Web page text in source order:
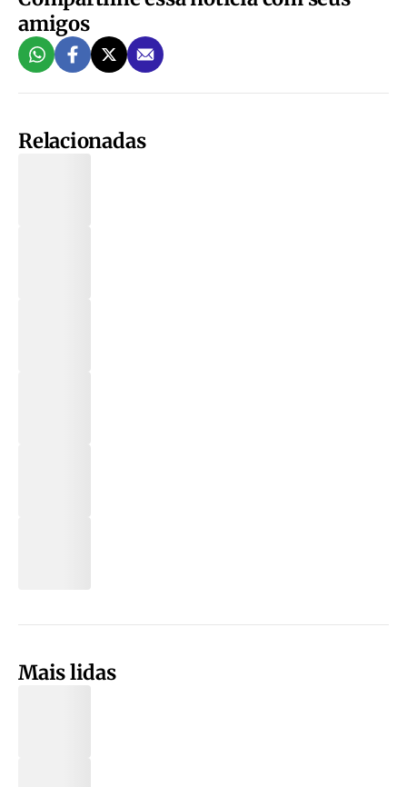
amigos
Relacionadas
Mais lidas